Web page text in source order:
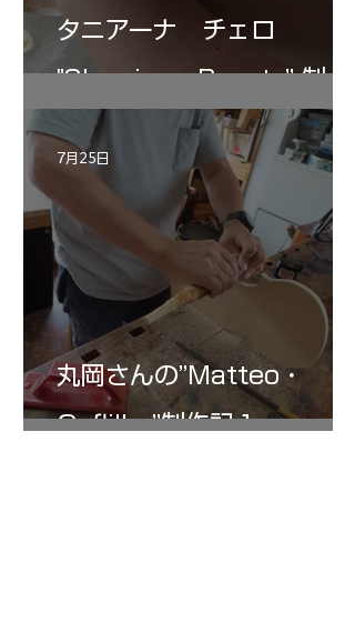
タニアーナ チェロ
"Sleeping・Beauty” 制作
記 30
丸岡さんの”Matteo・
Gofliller”制作記１
7月25日